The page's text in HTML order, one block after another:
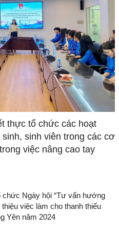
thực tổ chức các hoạt
sinh viên trong các cơ
việc nâng cao tay
chức Ngày hội “Tư vấn hướng
việc làm cho thanh thiếu
Yên năm 2024